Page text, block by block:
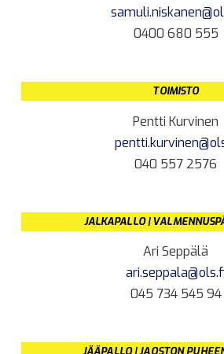
0400 680 555
TOIMISTO
Pentti Kurvinen
040 557 2576
JALKAPALLO |
Ari Seppälä
045 734 545 94